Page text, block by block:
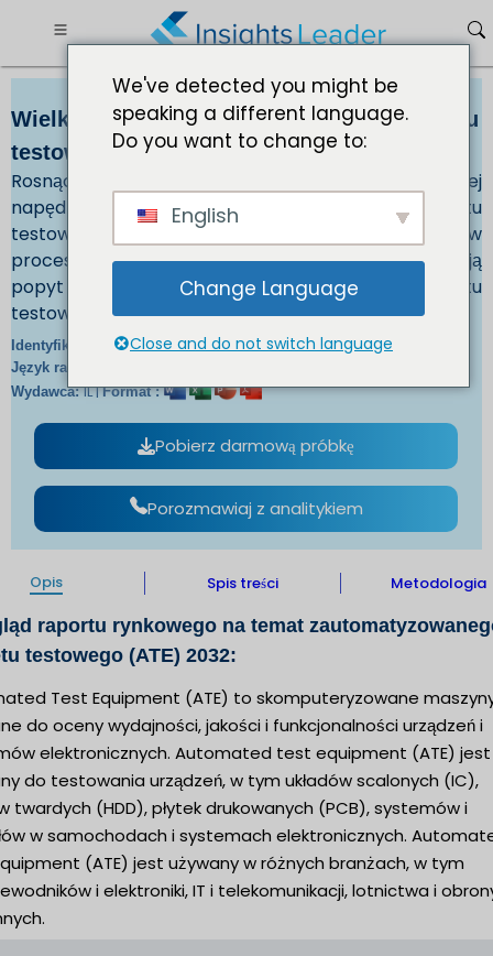
Wielkość rynku zautomatyzowanego sprzętu
testowego (ATE) 434,91 mln USD do 2032 r.
Rosnący popyt na urządzenia elektroniki użytkowej
napędza wzrost rynku zautomatyzowanego sprzętu
testowego (ATE). Ponadto rosnące postępy w
procesach produkcji półprzewodników napędzają
popyt na rynku zautomatyzowanego sprzętu
testowego (ATE).
Identyfikator raportu:IL_1002 |
Język raportu:
Wydawca:IL |Format :
Pobierz darmową próbkę
Porozmawiaj z analitykiem
Opis Spis treści Metodologia
raportu rynkowego na temat
testowego (ATE) 2032:
Test Equipment (ATE) to skomputeryzowane
do oceny wydajności, jakości i funkcjonalności urządzeń i
elektronicznych. Automated test equipment (ATE) jest
do testowania urządzeń, w tym układów scalonych (IC),
twardych (HDD), płytek drukowanych (PCB), systemów i
w samochodach i systemach elektronicznych.
(ATE) jest używany w różnych branżach, w tym
i elektroniki, IT i telekomunikacji, lotnictwa i
We've detected you might be
speaking a different language.
Do you want to change to:
English
Change Language
Close and do not switch language